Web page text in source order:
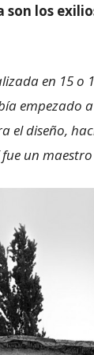
los
en 15 o
diseño,
fue un